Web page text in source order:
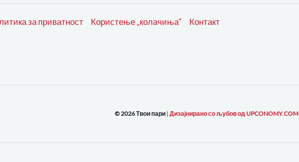
за приватност Користење „колачиња“ Контакт
© 2026 Твои пари | Дизајнирано со љубов од UPCONOMY.COM